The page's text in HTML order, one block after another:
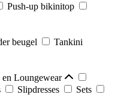
Push-up bikinitop
beugel
Tankini
en Loungewear
Slipdresses
Sets